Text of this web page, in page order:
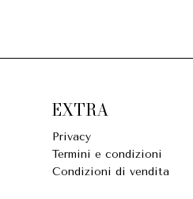
EXTRA
Privacy
Termini e condizioni
Condizioni di vendita